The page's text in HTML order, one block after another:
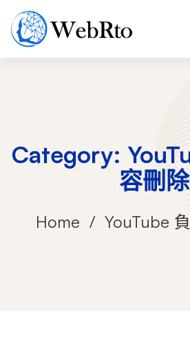
Category:
容刪除
Home YouTube